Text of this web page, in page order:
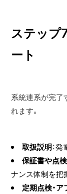
ステップ
ート
系統連系が完了
れます。
取扱説明：
保証書や点
ナンス体制を把
定期点検・